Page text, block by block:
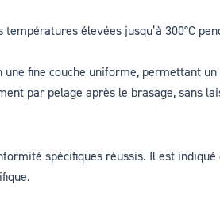
températures élevées jusqu’à 300°C
une fine couche uniforme, permettant
par pelage après le brasage, sans
spécifiques réussis. Il est